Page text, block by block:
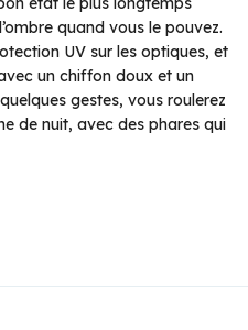
quand vous le pouvez.
UV sur les optiques, et
un chiffon doux et un
gestes, vous roulerez
de nuit, avec des phares qui